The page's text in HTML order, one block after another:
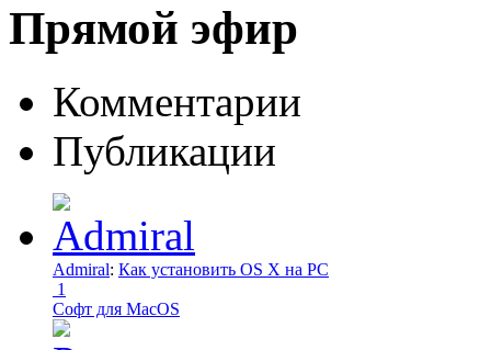
Прямой эфир
Комментарии
Публикации
Admiral: Как установить OS X на PC
1
Софт для MacOS